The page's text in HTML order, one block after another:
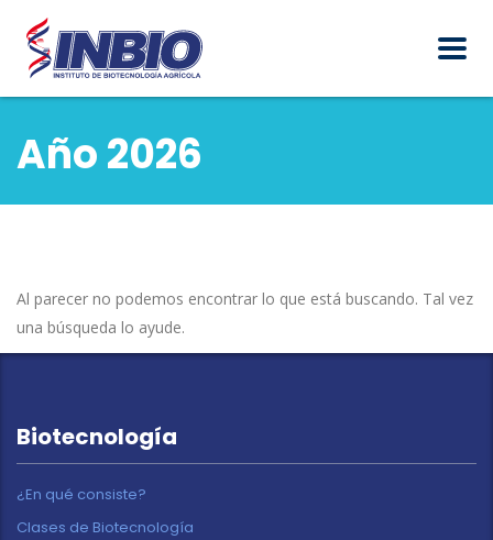
Año 2026
Al parecer no podemos encontrar lo que está buscando. Tal vez
una búsqueda lo ayude.
Biotecnología
¿En qué consiste?
Clases de Biotecnología